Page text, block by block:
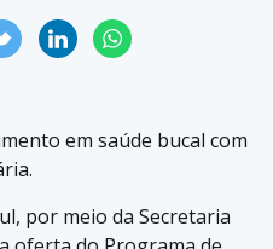
em saúde bucal com
por meio da Secretaria